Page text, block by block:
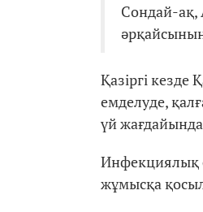
Сондай-ақ,
Қазіргі
емделуде,
үй
Инфекциялық
жұмысқа